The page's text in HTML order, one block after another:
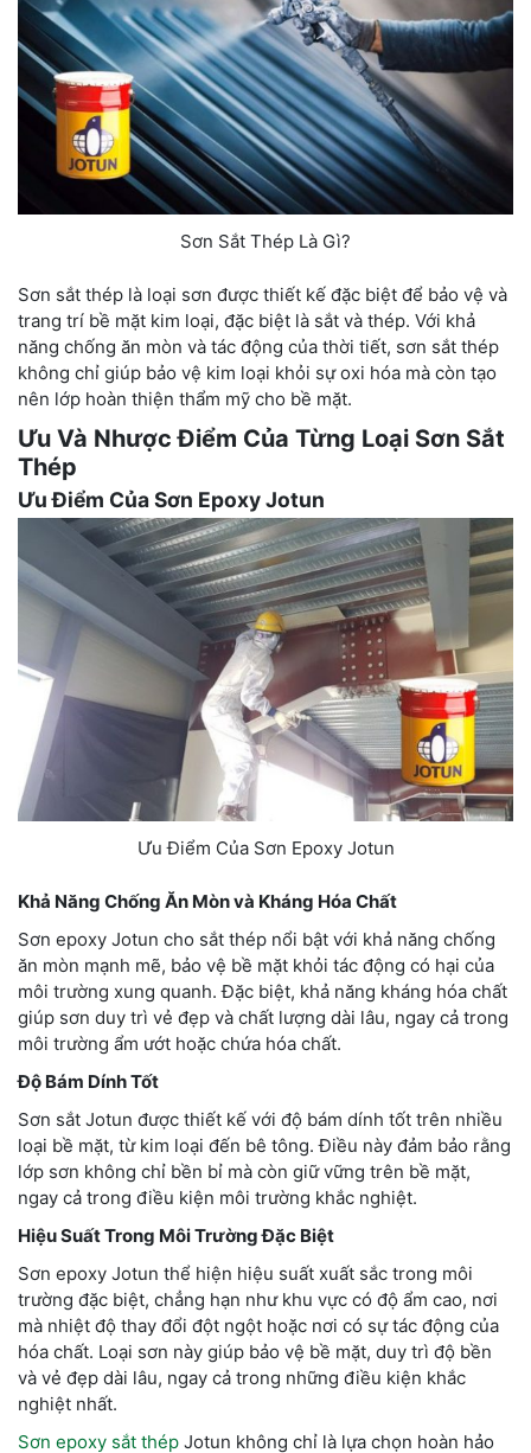
Sơn Sắt Thép Là Gì?
Sơn sắt thép là loại sơn được thiết kế đặc biệt để bảo vệ và
trang trí bề mặt kim loại, đặc biệt là sắt và thép. Với khả
năng chống ăn mòn và tác động của thời tiết, sơn sắt thép
không chỉ giúp bảo vệ kim loại khỏi sự oxi hóa mà còn tạo
nên lớp hoàn thiện thẩm mỹ cho bề mặt.
Ưu Và Nhược Điểm Của Từng Loại Sơn Sắt
Thép
Ưu Điểm Của Sơn Epoxy Jotun
Ưu Điểm Của Sơn Epoxy Jotun
Khả Năng Chống Ăn Mòn và Kháng Hóa Chất
Sơn epoxy Jotun cho sắt thép nổi bật với khả năng chống
ăn mòn mạnh mẽ, bảo vệ bề mặt khỏi tác động có hại của
môi trường xung quanh. Đặc biệt, khả năng kháng hóa chất
giúp sơn duy trì vẻ đẹp và chất lượng dài lâu, ngay cả trong
môi trường ẩm ướt hoặc chứa hóa chất.
Độ Bám Dính Tốt
Sơn sắt Jotun được thiết kế với độ bám dính tốt trên nhiều
loại bề mặt, từ kim loại đến bê tông. Điều này đảm bảo rằng
lớp sơn không chỉ bền bỉ mà còn giữ vững trên bề mặt,
ngay cả trong điều kiện môi trường khắc nghiệt.
Hiệu Suất Trong Môi Trường Đặc Biệt
Sơn epoxy Jotun thể hiện hiệu suất xuất sắc trong môi
trường đặc biệt, chẳng hạn như khu vực có độ ẩm cao, nơi
mà nhiệt độ thay đổi đột ngột hoặc nơi có sự tác động của
hóa chất. Loại sơn này giúp bảo vệ bề mặt, duy trì độ bền
và vẻ đẹp dài lâu, ngay cả trong những điều kiện khắc
nghiệt nhất.
Sơn epoxy sắt thép Jotun không chỉ là lựa chọn hoàn hảo